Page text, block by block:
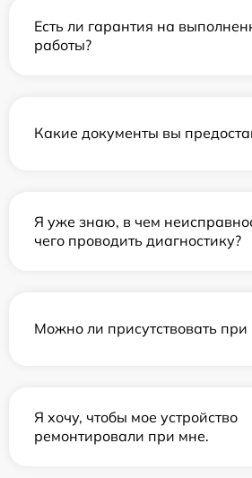
Есть ли гарантия на
работы?
Какие документы вы
Я уже знаю, в чем
чего проводить диагностику?
Можно ли присутствовать при
Я хочу, чтобы мое устройство
ремонтировали при мне.